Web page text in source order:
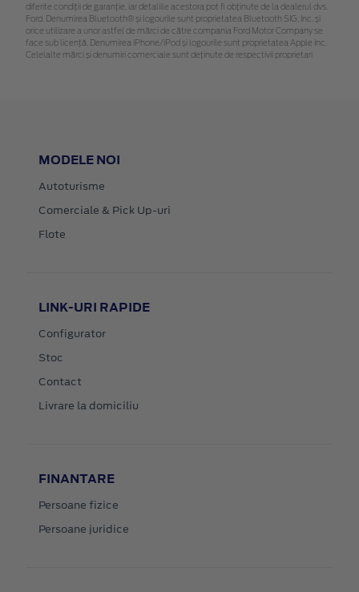
diferite condiții de garanție, iar detaliile acestora pot fi obținute de la dealerul dvs.
Ford. Denumirea Bluetooth® și logourile sunt proprietatea Bluetooth SIG, Inc. și
orice utilizare a unor astfel de mărci de către compania Ford Motor Company se
face sub licență. Denumirea iPhone/iPod și logourile sunt proprietatea Apple Inc.
Celelalte mărci și denumiri comerciale sunt deținute de respectivii proprietari
MODELE NOI
Autoturisme
Comerciale & Pick Up-uri
Flote
LINK-URI RAPIDE
Configurator
Stoc
Contact
Livrare la domiciliu
FINANTARE
Persoane fizice
Persoane juridice